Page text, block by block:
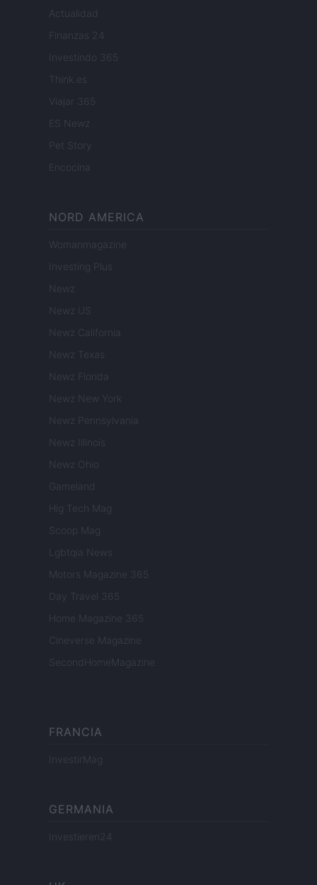
Actualidad
Finanzas 24
Investindo 365
Think.es
Viajar 365
ES Newz
Pet Story
Encocina
NORD AMERICA
Womanmagazine
Investing Plus
Newz
Newz US
Newz California
Newz Texas
Newz Florida
Newz New York
Newz Pennsylvania
Newz Illinois
Newz Ohio
Gameland
Hig Tech Mag
Scoop Mag
Lgbtqia News
Motors Magazine 365
Day Travel 365
Home Magazine 365
Cineverse Magazine
SecondHomeMagazine
FRANCIA
InvestirMag
GERMANIA
Investieren24